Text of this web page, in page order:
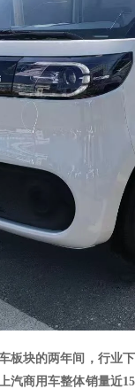
板块的两年间，行业
上汽商用车整体销量近